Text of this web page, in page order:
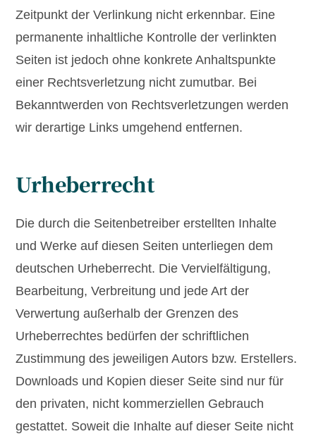
Zeitpunkt der Verlinkung nicht erkennbar. Eine
permanente inhaltliche Kontrolle der verlinkten
Seiten ist jedoch ohne konkrete Anhaltspunkte
einer Rechtsverletzung nicht zumutbar. Bei
Bekanntwerden von Rechtsverletzungen werden
wir derartige Links umgehend entfernen.
Urheberrecht
Die durch die Seitenbetreiber erstellten Inhalte
und Werke auf diesen Seiten unterliegen dem
deutschen Urheberrecht. Die Vervielfältigung,
Bearbeitung, Verbreitung und jede Art der
Verwertung außerhalb der Grenzen des
Urheberrechtes bedürfen der schriftlichen
Zustimmung des jeweiligen Autors bzw. Erstellers.
Downloads und Kopien dieser Seite sind nur für
den privaten, nicht kommerziellen Gebrauch
gestattet. Soweit die Inhalte auf dieser Seite nicht